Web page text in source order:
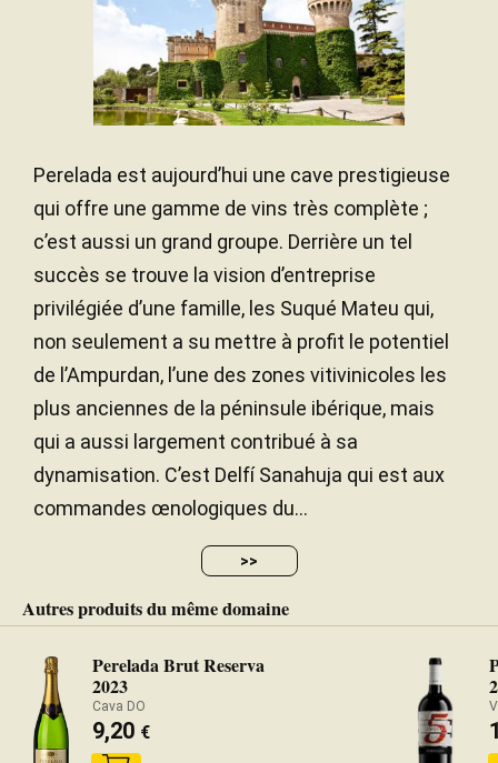
Perelada est aujourd’hui une cave prestigieuse
qui offre une gamme de vins très complète ;
c’est aussi un grand groupe. Derrière un tel
succès se trouve la vision d’entreprise
privilégiée d’une famille, les Suqué Mateu qui,
non seulement a su mettre à profit le potentiel
de l’Ampurdan, l’une des zones vitivinicoles les
plus anciennes de la péninsule ibérique, mais
qui a aussi largement contribué à sa
dynamisation. C’est Delfí Sanahuja qui est aux
commandes œnologiques du...
>>
Autres produits du même domaine
Perelada Brut Reserva
2023
Cava DO
9,20 €